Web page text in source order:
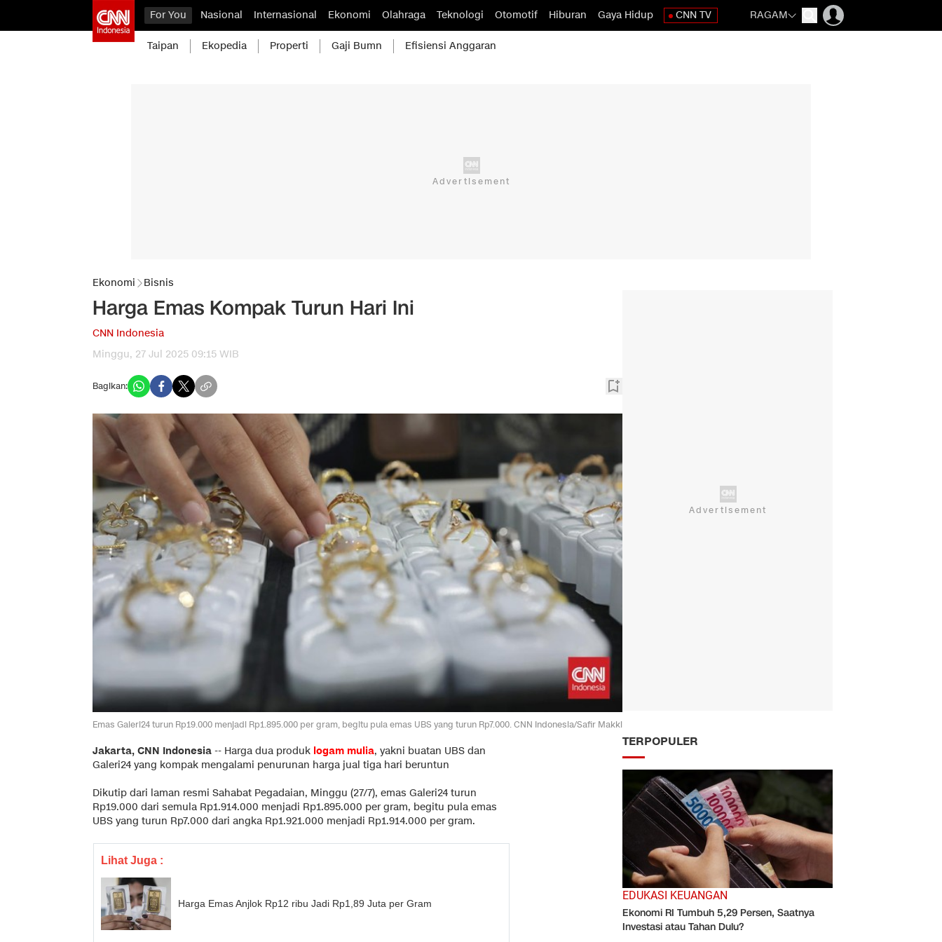
For You Nasional Internasional Ekonomi Olahraga Teknologi Otomotif Hiburan Gaya Hidup CNN TV RAGAM
Taipan Ekopedia Properti Gaji Bumn Efisiensi Anggaran
Ekonomi Bisnis
Harga Emas Kompak Turun Hari Ini
CNN Indonesia
Minggu, 27 Jul 2025 09:15 WIB
Bagikan:
Emas Galeri24 turun Rp19.000 menjadi Rp1.895.000 per gram, begitu pula emas UBS yang turun Rp7.000. CNN Indonesia/Safir Makki
Jakarta, CNN Indonesia -- Harga dua produk logam mulia, yakni buatan UBS dan
Galeri24 yang kompak mengalami penurunan harga jual tiga hari beruntun
Dikutip dari laman resmi Sahabat Pegadaian, Minggu (27/7), emas Galeri24 turun
Rp19.000 dari semula Rp1.914.000 menjadi Rp1.895.000 per gram, begitu pula emas
UBS yang turun Rp7.000 dari angka Rp1.921.000 menjadi Rp1.914.000 per gram.
Lihat Juga :
Harga Emas Anjlok Rp12 ribu Jadi Rp1,89 Juta per Gram
TERPOPULER
EDUKASI KEUANGAN
Ekonomi RI Tumbuh 5,29 Persen, Saatnya
Investasi atau Tahan Dulu?